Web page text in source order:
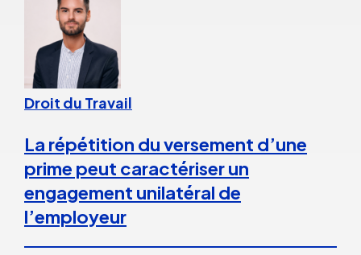
Droit du Travail
La répétition du versement d’une
prime peut caractériser un
engagement unilatéral de
l’employeur